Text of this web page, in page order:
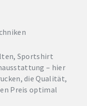
Sportshirt
– hier
die Qualität,
Preis optimal